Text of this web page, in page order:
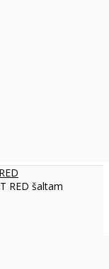
RED šaltam